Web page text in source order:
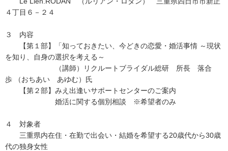
４丁目６－２４
３ 内容
【第１部】「知っておきたい、今どきの恋愛・婚活事情 ～現状
を知り、自身の選択を考える～
（講師）リクルートブライダル総研 所長 落合
歩 （おちあい あゆむ）氏
【第２部】みえ出逢いサポートセンターのご案内
婚活に関する個別相談 ※希望者のみ
４ 対象者
三重県内在住・在勤で出会い・結婚を希望する20歳代から30歳
代の独身女性